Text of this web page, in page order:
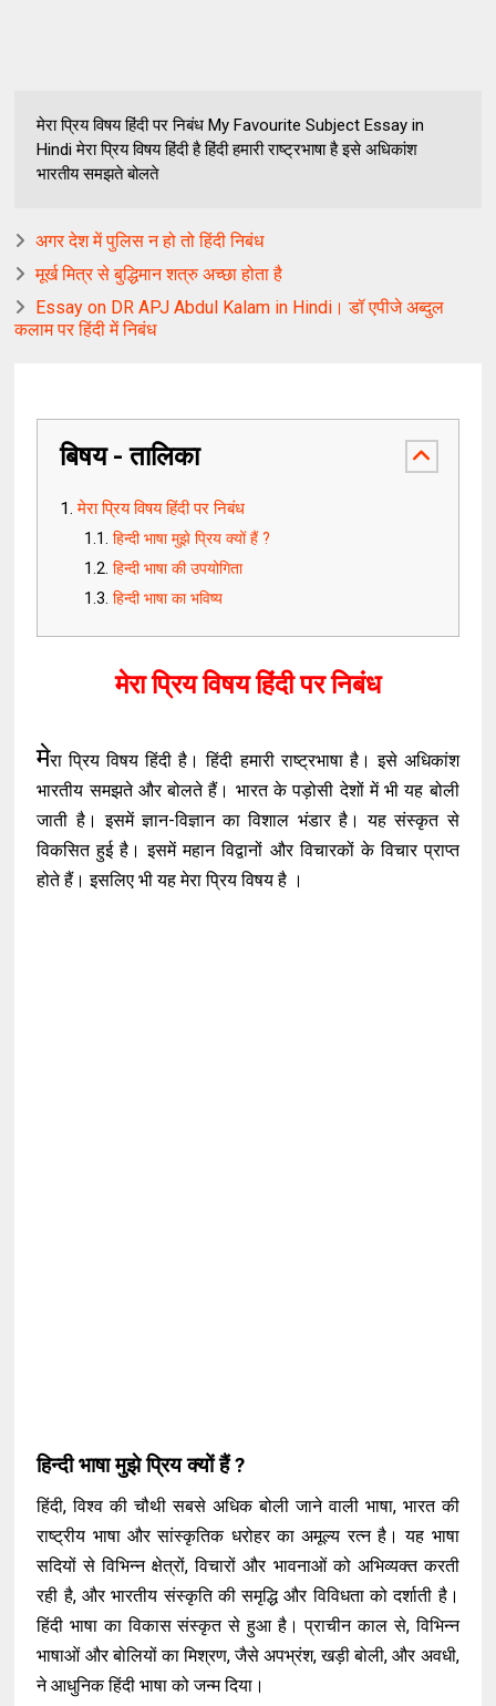
मेरा प्रिय विषय हिंदी पर निबंध My Favourite Subject Essay in
Hindi मेरा प्रिय विषय हिंदी है हिंदी हमारी राष्ट्रभाषा है इसे अधिकांश
भारतीय समझते बोलते
अगर देश में पुलिस न हो तो हिंदी निबंध
मूर्ख मित्र से बुद्धिमान शत्रु अच्छा होता है
Essay on DR APJ Abdul Kalam in Hindi। डॉ एपीजे अब्दुल
कलाम पर हिंदी में निबंध
बिषय - तालिका
मेरा प्रिय विषय हिंदी पर निबंध
हिन्दी भाषा मुझे प्रिय क्यों हैं ?
हिन्दी भाषा की उपयोगिता
हिन्दी भाषा का भविष्य
मेरा प्रिय विषय हिंदी पर निबंध
मेरा प्रिय विषय हिंदी है। हिंदी हमारी राष्ट्रभाषा है। इसे अधिकांश
भारतीय समझते और बोलते हैं। भारत के पड़ोसी देशों में भी यह बोली
जाती है। इसमें ज्ञान-विज्ञान का विशाल भंडार है। यह संस्कृत से
विकसित हुई है। इसमें महान विद्वानों और विचारकों के विचार प्राप्त
होते हैं। इसलिए भी यह मेरा प्रिय विषय है ।
हिन्दी भाषा मुझे प्रिय क्यों हैं ?
हिंदी, विश्व की चौथी सबसे अधिक बोली जाने वाली भाषा, भारत की
राष्ट्रीय भाषा और सांस्कृतिक धरोहर का अमूल्य रत्न है। यह भाषा
सदियों से विभिन्न क्षेत्रों, विचारों और भावनाओं को अभिव्यक्त करती
रही है, और भारतीय संस्कृति की समृद्धि और विविधता को दर्शाती है।
हिंदी भाषा का विकास संस्कृत से हुआ है। प्राचीन काल से, विभिन्न
भाषाओं और बोलियों का मिश्रण, जैसे अपभ्रंश, खड़ी बोली, और अवधी,
ने आधुनिक हिंदी भाषा को जन्म दिया।